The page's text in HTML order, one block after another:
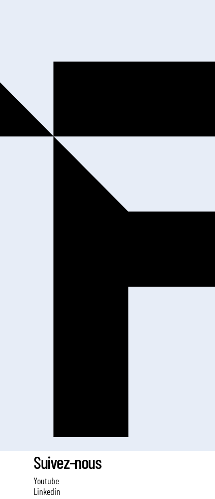
Suivez-nous
Youtube
Linkedin